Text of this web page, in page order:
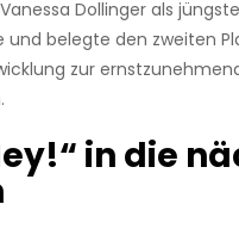
Dollinger als jüngste
und belegte den zweiten
zur
in die